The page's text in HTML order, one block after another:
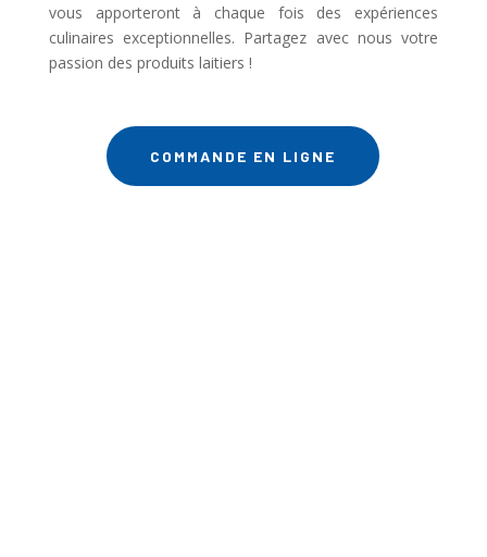
vous apporteront à chaque fois des expériences
culinaires exceptionnelles. Partagez avec nous votre
passion des produits laitiers !
COMMANDE EN LIGNE